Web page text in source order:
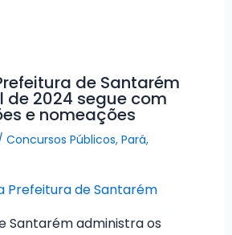
de Santarém
de 2024 segue com
e nomeações
Concursos Públicos, Pará,
Santarém administra os